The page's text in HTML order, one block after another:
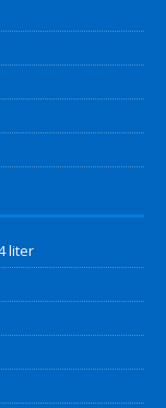
liter